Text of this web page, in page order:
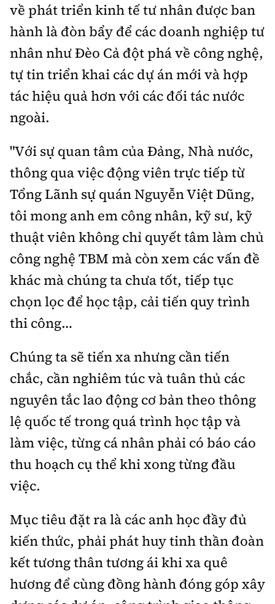
về phát triển kinh tế tư nhân được ban
hành là đòn bẩy để các doanh nghiệp tư
nhân như Đèo Cả đột phá về công nghệ,
tự tin triển khai các dự án mới và hợp
tác hiệu quả hơn với các đối tác nước
ngoài.
"Với sự quan tâm của Đảng, Nhà nước,
thông qua việc động viên trực tiếp từ
Tổng Lãnh sự quán Nguyễn Việt Dũng,
tôi mong anh em côngnhân, kỹ sư, kỹ
thuật viên không chỉ quyết tâm làm chủ
công nghệ TBM mà còn xem các vấn đề
khác mà chúng ta chưa tốt, tiếp tục
chọn lọc để học tập, cải tiến quy trình
thi công…
Chúng ta sẽ tiến xa nhưng cần tiến
chắc, cần nghiêm túc và tuân thủ các
nguyên tắc lao động cơ bản theo thông
lệ quốc tế trong quá trình học tập và
làm việc, từng cá nhân phải có báo cáo
thu hoạch cụ thểkhi xong từng đầu
việc.
Mục tiêu đặtra là các anhhọc đầy đủ
kiến thức, phải phát huy tinh thần đoàn
kết tương thân tương ái khi xa quê
hương để cùng đồng hành đóng góp xây